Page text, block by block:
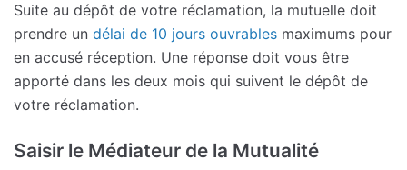
Suite au dépôt de votre réclamation, la mutuelle doit
prendre un délai de 10 jours ouvrables maximums pour
en accusé réception. Une réponse doit vous être
apporté dans les deux mois qui suivent le dépôt de
votre réclamation.
Saisir le Médiateur de la Mutualité